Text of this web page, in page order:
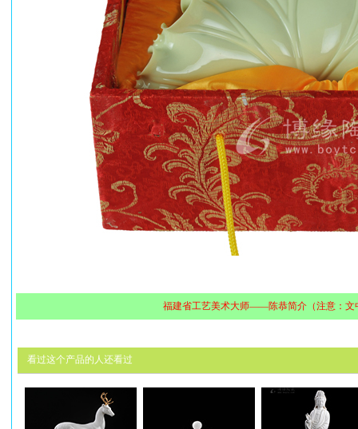
福建省工艺美术大师——陈恭简介（注意：文
看过这个产品的人还看过